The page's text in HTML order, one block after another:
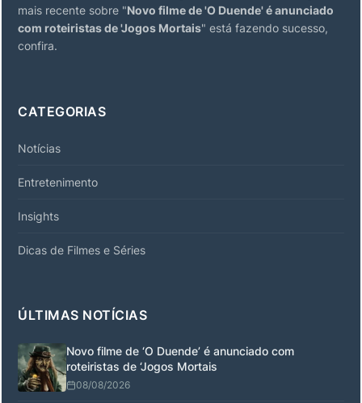
mais recente sobre "Novo filme de 'O Duende' é anunciado
com roteiristas de 'Jogos Mortais" está fazendo sucesso,
confira.
CATEGORIAS
Notícias
Entretenimento
Insights
Dicas de Filmes e Séries
ÚLTIMAS NOTÍCIAS
Novo filme de ‘O Duende’ é anunciado com
roteiristas de ‘Jogos Mortais
08/08/2026